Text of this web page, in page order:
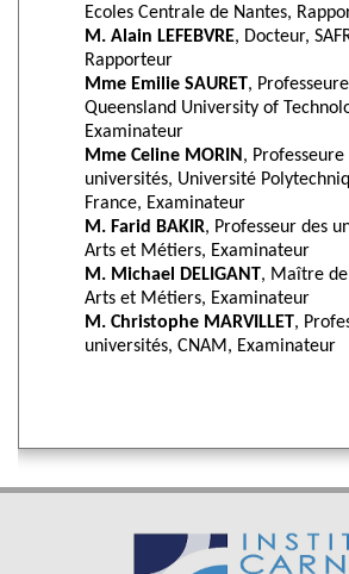
Ecoles Centrale de Nantes,
M. Alain LEFEBVRE, Docteur,
Rapporteur
Mme Emilie SAURET,
Queensland University of
Examinateur
Mme Celine MORIN , Professeure
universités, Université
France, Examinateur
M. Farid BAKIR, Professeur des
Arts et Métiers, Examinateur
M. Michael DELIGANT, Maître
Arts et Métiers, Examinateur
M. Christophe MARVILLET,
universités, CNAM, Examinateur